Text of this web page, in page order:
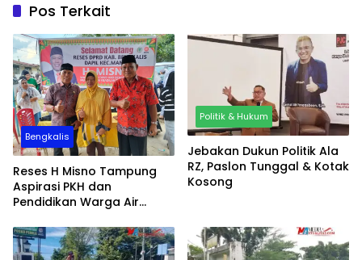
Pos Terkait
Bengkalis
Reses H Misno Tampung
Aspirasi PKH dan
Pendidikan Warga Air
Politik & Hukum
Jebakan Dukun Politik Ala
RZ, Paslon Tunggal & Kotak
Kosong